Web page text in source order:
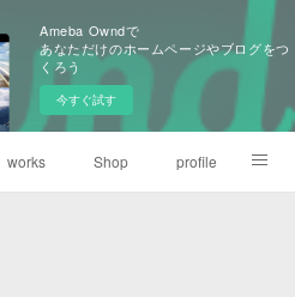
Ameba Owndで
あなただけのホームページやブログをつ
くろう
今すぐ試す
works Shop profile